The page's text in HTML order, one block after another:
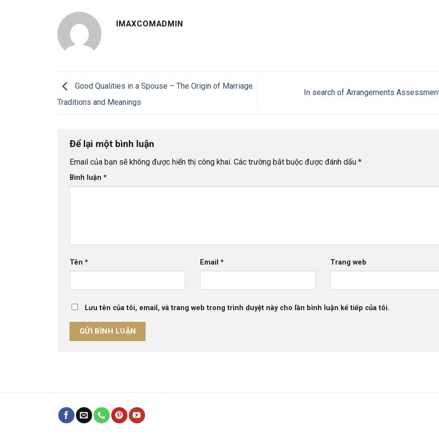
IMAXCOMADMIN
Good Qualities in a Spouse – The Origin of Marriage
Traditions and Meanings
In search of Arrangements
Để lại một bình luận
Email của bạn sẽ không được hiển thị công khai. Các trường bắt buộc được đánh dấu *
Bình luận *
Tên * Email * Trang web
Lưu tên của tôi, email, và trang web trong trình duyệt này cho lần bình luận kế tiếp của tôi.